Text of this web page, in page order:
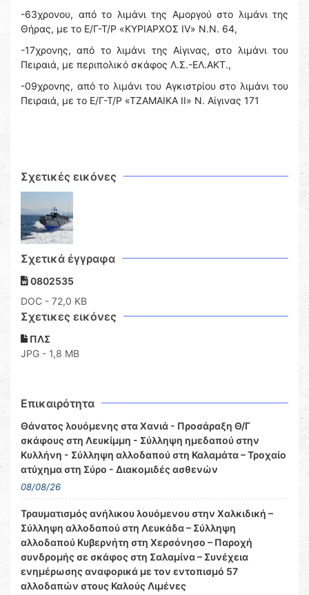
-63χρονου, από το λιμάνι της Αμοργού στο λιμάνι της
Θήρας, με το Ε/Γ-Τ/Ρ «ΚΥΡΙΑΡΧΟΣ IV» Ν.Ν. 64,
-17χρονης, από το λιμάνι της Αίγινας, στο λιμάνι του
Πειραιά, με περιπολικό σκάφος Λ.Σ.-ΕΛ.ΑΚΤ.,
-09χρονης, από το λιμάνι του Αγκιστρίου στο λιμάνι του
Πειραιά, με το Ε/Γ-Τ/Ρ «ΤΖΑΜΑΙΚΑ ΙΙ» Ν. Αίγινας 171
Σχετικές εικόνες
Σχετικά έγγραφα
0802535
DOC - 72,0 KB
Σχετικες εικόνες
ΠΛΣ
JPG - 1,8 MB
Επικαιρότητα
Θάνατος λουόμενης στα Χανιά - Προσάραξη Θ/Γ
σκάφους στη Λευκίμμη - Σύλληψη ημεδαπού στην
Κυλλήνη - Σύλληψη αλλοδαπού στη Καλαμάτα – Τροχαίο
ατύχημα στη Σύρο - Διακομιδές ασθενών
08/08/26
Τραυματισμός ανήλικου λουόμενου στην Χαλκιδική –
Σύλληψη αλλοδαπού στη Λευκάδα – Σύλληψη
αλλοδαπού Κυβερνήτη στη Χερσόνησο – Παροχή
συνδρομής σε σκάφος στη Σαλαμίνα – Συνέχεια
ενημέρωσης αναφορικά με τον εντοπισμό 57
αλλοδαπών στους Καλούς Λιμένες